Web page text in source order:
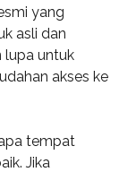
yang
asli dan
lupa untuk
akses ke
tempat
Jika